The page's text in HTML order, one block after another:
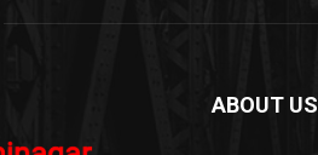
ABOUT US